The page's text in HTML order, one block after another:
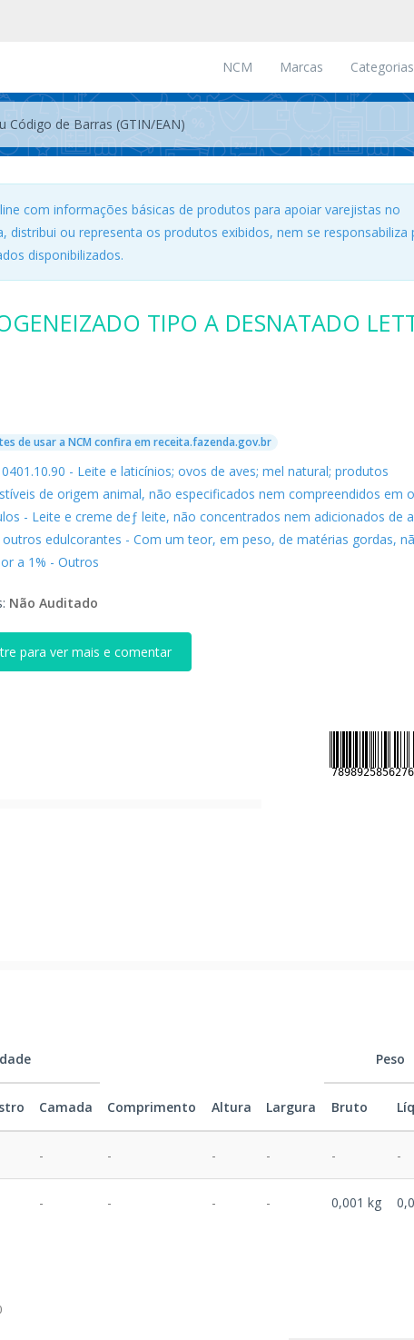
NCM Marcas Categorias
com informações básicas de produtos para apoiar varejistas no
distribui ou representa os produtos exibidos, nem se responsabiliza
disponibilizados.
TIPO A DESNATADO
de usar a NCM confira em receita.fazenda.gov.br
0401.10.90 - Leite e laticínios; ovos de aves; mel natural; produtos
de origem animal, não especificados nem compreendidos em
- Leite e creme deƒ leite, não concentrados nem adicionados de
edulcorantes - Com um teor, em peso, de matérias gordas,
a 1% - Outros
Não Auditado
para ver mais e comentar
Comprimento Altura Largura
Peso
Camada Bruto
- - - - - -
- - - - 0,001 kg